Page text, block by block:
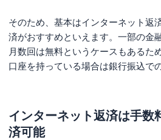
そのため、基本はインターネット返
済がおすすめといえます。一部の金
月数回は無料というケースもあるた
口座を持っている場合は銀行振込で
インターネット返済は手数
済可能